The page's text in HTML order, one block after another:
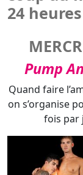
Quand faire
fois par
Le pinkplus :